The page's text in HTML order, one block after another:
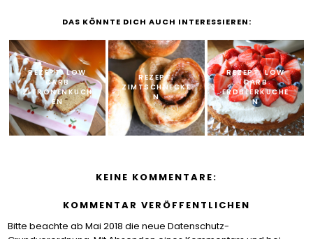
DAS KÖNNTE DICH AUCH INTERESSIEREN:
REZEPT: LOW
CARB
ZITRONENKUCH
EN
REZEPT:
ZIMTSCHNECKE
N
REZEPT: LOW
CARB
ERDBEERKUCHE
N
KEINE KOMMENTARE:
KOMMENTAR VERÖFFENTLICHEN
Bitte beachte ab Mai 2018 die neue Datenschutz-